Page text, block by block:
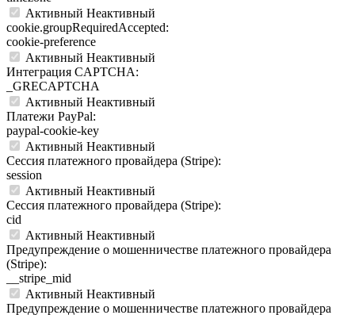
Активный Неактивный
cookie.groupRequiredAccepted:
cookie-preference
Активный Неактивный
Интеграция CAPTCHA:
_GRECAPTCHA
Активный Неактивный
Платежи PayPal:
paypal-cookie-key
Активный Неактивный
Сессия платежного провайдера (Stripe):
session
Активный Неактивный
Сессия платежного провайдера (Stripe):
cid
Активный Неактивный
Предупреждение о мошенничестве платежного провайдера
(Stripe):
__stripe_mid
Активный Неактивный
Предупреждение о мошенничестве платежного провайдера